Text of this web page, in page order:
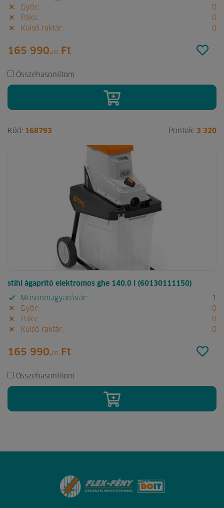
Győr:
0
Paks:
0
Külső raktár:
0
165 990.00 Ft
Összehasonlítom
Kód: 168793 Pontok: 3 320
stihl ágaprító elektromos ghe 140.0 l (60130111150)
Mosonmagyaróvár:
1
Győr:
0
Paks:
0
Külső raktár:
0
165 990.00 Ft
Összehasonlítom